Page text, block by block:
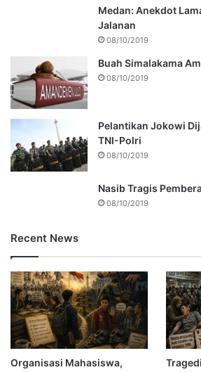
Medan: Anekdot
Jalanan
08/10/2019
Buah Simalakama
08/10/2019
Pelantikan Jokowi
TNI-Polri
08/10/2019
Nasib Tragis
08/10/2019
Recent News
Organisasi Mahasiswa,